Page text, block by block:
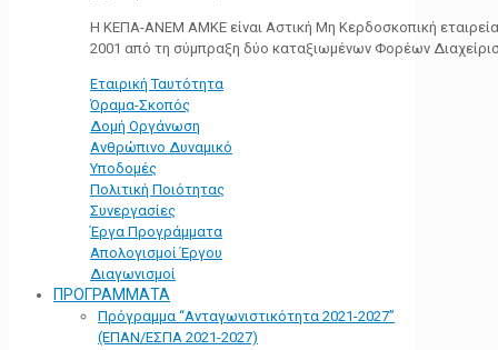
Η ΚΕΠΑ-ΑΝΕΜ ΑΜΚΕ είναι Αστική Μη Κερδοσκοπική
2001 από τη σύμπραξη δύο καταξιωμένων Φορέων
Εταιρική Ταυτότητα
Όραμα-Σκοπός
Δομή Οργάνωση
Ανθρώπινο Δυναμικό
Υποδομές
Πολιτική Ποιότητας
Συνεργασίες
Έργα Προγράμματα
Απολογισμοί Έργου
Διαγωνισμοί
ΠΡΟΓΡΑΜΜΑΤΑ
Πρόγραμμα “Ανταγωνιστικότητα 2021-2027”
(ΕΠΑΝ/ΕΣΠΑ 2021-2027)